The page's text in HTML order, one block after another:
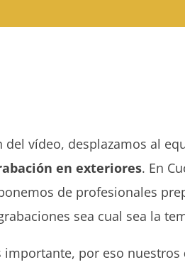
del vídeo, desplazamos al
en exteriores. En
de profesionales
sea cual sea la
importante, por eso nuestros